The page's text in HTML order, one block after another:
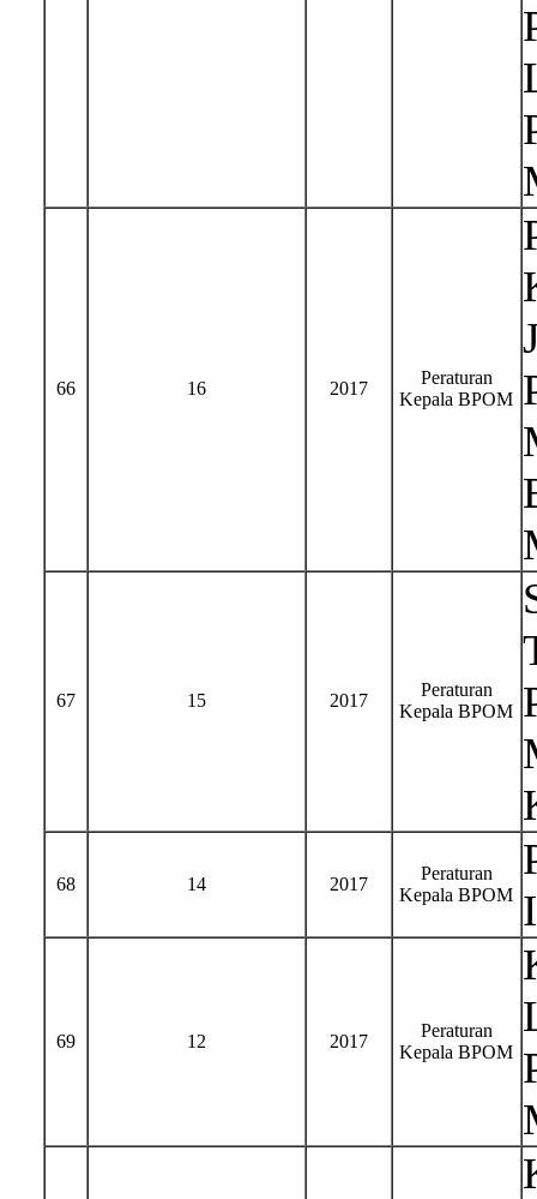
66 16 2017
Peraturan
Kepala BPOM
67 15 2017
Peraturan
Kepala BPOM
68 14 2017
Peraturan
Kepala BPOM
69 12 2017
Peraturan
Kepala BPOM